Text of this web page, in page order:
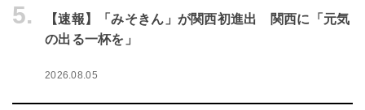
5.
【速報】「みそきん」が関西初進出 関西に「元気
の出る一杯を」
2026.08.05